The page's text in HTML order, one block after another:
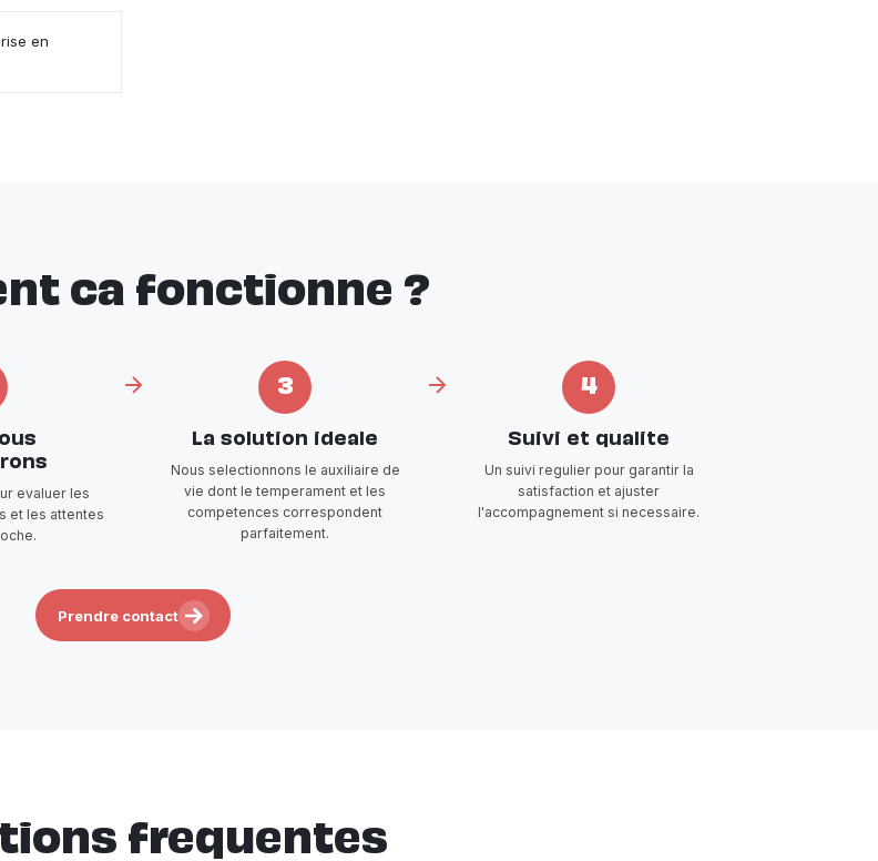
en
ca fonctionne ?
evaluer les
et les attentes
3
La solution ideale
Nous selectionnons le auxiliaire de
vie dont le temperament et les
competences correspondent
parfaitement.
4
Suivi et qualite
Un suivi regulier pour garantir la
satisfaction et ajuster
l'accompagnement si necessaire.
Prendre contact
frequentes